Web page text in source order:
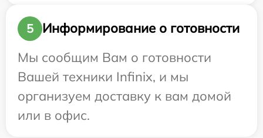
5
Информирование о готовности
Мы сообщим Вам о готовности
Вашей техники Infinix, и мы
организуем доставку к вам домой
или в офис.